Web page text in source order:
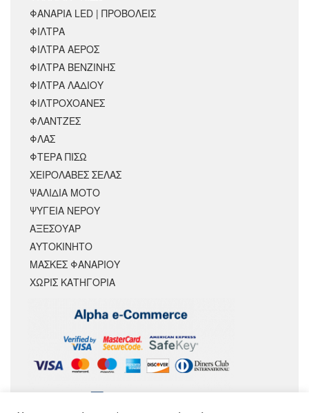
ΦΑΝΑΡΙΑ LED | ΠΡΟΒΟΛΕΙΣ
ΦΙΛΤΡΑ
ΦΙΛΤΡΑ ΑΕΡΟΣ
ΦΙΛΤΡΑ ΒΕΝΖΙΝΗΣ
ΦΙΛΤΡΑ ΛΑΔΙΟΥ
ΦΙΛΤΡΟΧΟΑΝΕΣ
ΦΛΑΝΤΖΕΣ
ΦΛΑΣ
ΦΤΕΡΑ ΠΙΣΩ
ΧΕΙΡΟΛΑΒΕΣ ΣΕΛΑΣ
ΨΑΛΙΔΙΑ ΜΟΤΟ
ΨΥΓΕΙΑ ΝΕΡΟΥ
ΑΞΕΣΟΥΆΡ
ΑΥΤΟΚΙΝΗΤΟ
ΜΑΣΚΕΣ ΦΑΝΑΡΙΟΥ
ΧΩΡΊΣ ΚΑΤΗΓΟΡΊΑ